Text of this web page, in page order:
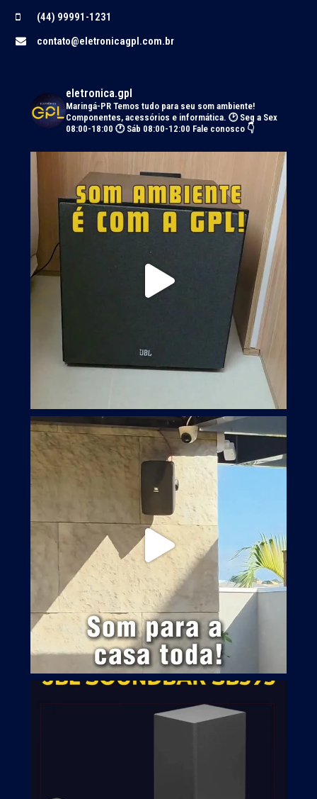
(44) 99991-1231
contato@eletronicagpl.com.br
eletronica.gpl
Maringá-PRTemos tudo para seu som ambiente!
Componentes, acessórios e informática. 🕑 Seg a Sex
08:00-18:00 🕐 Sáb 08:00-12:00 Fale conosco 👇